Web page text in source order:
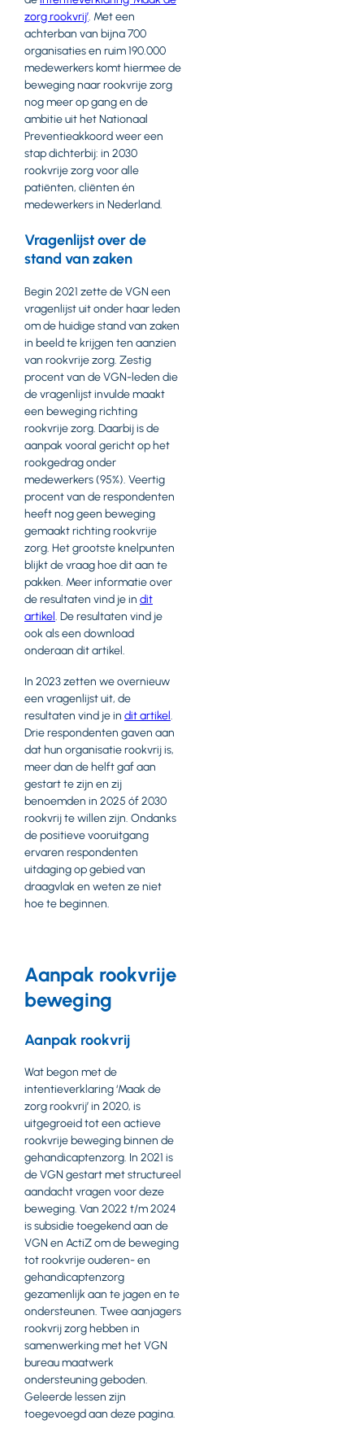
zorg rookvrij’. Met een
achterban van bijna 700
organisaties en ruim 190.000
medewerkers komt hiermee de
beweging naar rookvrije zorg
nog meer op gang en de
ambitie uit het Nationaal
Preventieakkoord weer een
stap dichterbij: in 2030
rookvrije zorg voor alle
patiënten, cliënten én
medewerkers in Nederland.
Vragenlijst over de
stand van zaken
Begin 2021 zette de VGN een
vragenlijst uit onder haar leden
om de huidige stand van zaken
in beeld te krijgen ten aanzien
van rookvrije zorg. Zestig
procent van de VGN-leden die
de vragenlijst invulde maakt
een beweging richting
rookvrije zorg. Daarbij is de
aanpak vooral gericht op het
rookgedrag onder
medewerkers (95%). Veertig
procent van de respondenten
heeft nog geen beweging
gemaakt richting rookvrije
zorg. Het grootste knelpunten
blijkt de vraag hoe dit aan te
pakken. Meer informatie over
de resultaten vind je in dit
artikel. De resultaten vind je
ook als een download
onderaan dit artikel.
In 2023 zetten we overnieuw
een vragenlijst uit, de
resultaten vind je in dit artikel.
Drie respondenten gaven aan
dat hun organisatie rookvrij is,
meer dan de helft gaf aan
gestart te zijn en zij
benoemden in 2025 óf 2030
rookvrij te willen zijn. Ondanks
de positieve vooruitgang
ervaren respondenten
uitdaging op gebied van
draagvlak en weten ze niet
hoe te beginnen.
Aanpak rookvrije
beweging
Aanpak rookvrij
Wat begon met de
intentieverklaring ‘Maak de
zorg rookvrij’ in 2020, is
uitgegroeid tot een actieve
rookvrije beweging binnen de
gehandicaptenzorg. In 2021 is
de VGN gestart met structureel
aandacht vragen voor deze
beweging. Van 2022 t/m 2024
is subsidie toegekend aan de
VGN en ActiZ om de beweging
tot rookvrije ouderen- en
gehandicaptenzorg
gezamenlijk aan te jagen en te
ondersteunen. Twee aanjagers
rookvrij zorg hebben in
samenwerking met het VGN
bureau maatwerk
ondersteuning geboden.
Geleerde lessen zijn
toegevoegd aan deze pagina.